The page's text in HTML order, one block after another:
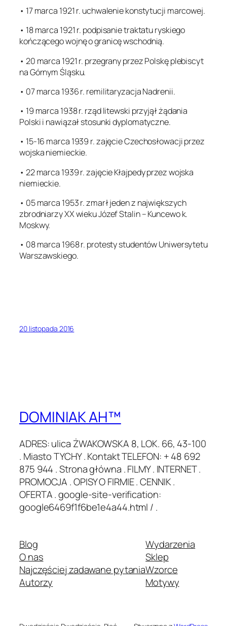
• 17 marca 1921 r. uchwalenie konstytucji marcowej.
• 18 marca 1921 r. podpisanie traktatu ryskiego
kończącego wojnę o granicę wschodnią.
• 20 marca 1921 r. przegrany przez Polskę plebiscyt
na Górnym Śląsku.
• 07 marca 1936 r. remilitaryzacja Nadrenii.
• 19 marca 1938 r. rząd litewski przyjął żądania
Polski i nawiązał stosunki dyplomatyczne.
• 15-16 marca 1939 r. zajęcie Czechosłowacji przez
wojska niemieckie.
• 22 marca 1939 r. zajęcie Kłajpedy przez wojska
niemieckie.
• 05 marca 1953 r. zmarł jeden z największych
zbrodniarzy XX wieku Józef Stalin – Kuncewo k.
Moskwy.
• 08 marca 1968 r. protesty studentów Uniwersytetu
Warszawskiego.
20 listopada 2016
DOMINIAK AH™
ADRES: ulica ŻWAKOWSKA 8, LOK. 66, 43-100
. Miasto TYCHY . Kontakt TELEFON: + 48 692
875 944 . Strona główna . FILMY . INTERNET .
PROMOCJA . OPISY O FIRMIE . CENNIK .
OFERTA . google-site-verification:
google6469f1f6be1e4a44.html / .
Blog
O nas
Najczęściej zadawane pytania
Autorzy
Wydarzenia
Sklep
Wzorce
Motywy